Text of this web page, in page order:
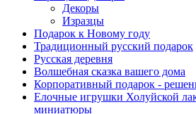
Декоры
Изразцы
Подарок к Новому году
Традиционный русский подарок
Русская деревня
Волшебная сказка вашего дома
Корпоративный подарок -
Елочные игрушки Холуйской
миниатюры